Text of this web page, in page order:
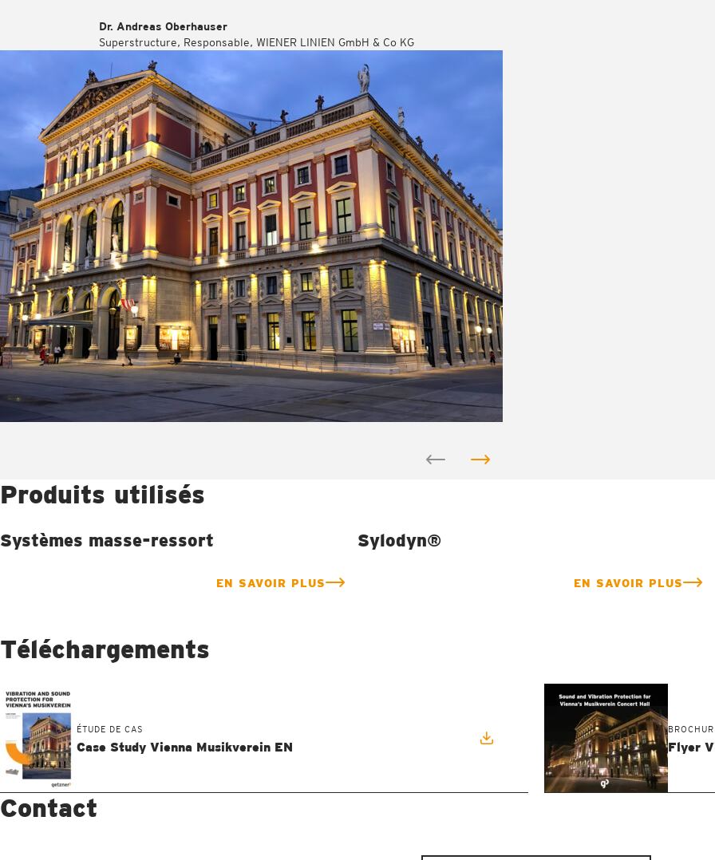
Dr. Andreas Oberhauser
Superstructure, Responsable, WIENER LINIEN GmbH & Co KG
Produits utilisés
Systèmes masse-ressort
EN SAVOIR PLUS
Sylodyn®
EN SAVOIR PLUS
Téléchargements
ÉTUDE DE CAS
Case Study Vienna Musikverein EN Flyer
Contact